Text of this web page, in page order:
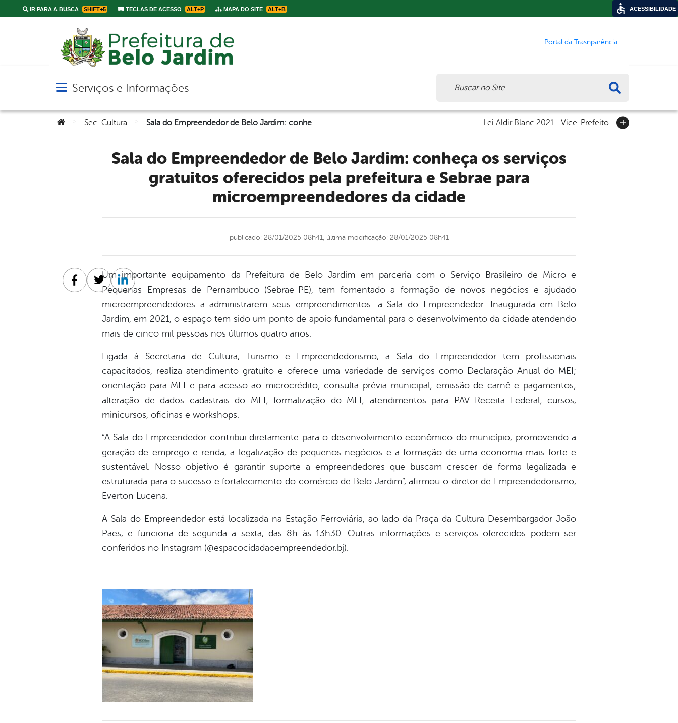
IR PARA A BUSCA SHIFT+5 TECLAS DE ACESSO ALT+P MAPA DO SITE ALT+B
Portal da Trasnparência
Abrir menu principal de navegação
Serviços e Informações
Você está aqui:
Sec. Cultura Lei Aldir Blanc 2021 Vice-Prefeito
Sala do Empreendedor de Belo Jardim: conheça os serviços
gratuitos oferecidos pela prefeitura e Sebrae para
microempreendedores da cidade
publicado: 28/01/2025 08h41, última modificação: 28/01/2025 08h41
Um importante equipamento da Prefeitura de Belo Jardim em parceria com o Serviço Brasileiro de Micro e
Pequenas Empresas de Pernambuco (Sebrae-PE), tem fomentado a formação de novos negócios e ajudado
microempreendedores a administrarem seus empreendimentos: a Sala do Empreendedor. Inaugurada em Belo
Jardim, em 2021, o espaço tem sido um ponto de apoio fundamental para o desenvolvimento da cidade atendendo
mais de cinco mil pessoas nos últimos quatro anos.
Ligada à Secretaria de Cultura, Turismo e Empreendedorismo, a Sala do Empreendedor tem profissionais
capacitados, realiza atendimento gratuito e oferece uma variedade de serviços como Declaração Anual do MEI;
orientação para MEI e para acesso ao microcrédito; consulta prévia municipal; emissão de carnê e pagamentos;
alteração de dados cadastrais do MEI; formalização do MEI; atendimentos para PAV Receita Federal; cursos,
minicursos, oficinas e workshops.
“A Sala do Empreendedor contribui diretamente para o desenvolvimento econômico do município, promovendo a
geração de emprego e renda, a legalização de pequenos negócios e a formação de uma economia mais forte e
sustentável. Nosso objetivo é garantir suporte a empreendedores que buscam crescer de forma legalizada e
estruturada para o sucesso e fortalecimento do comércio de Belo Jardim”, afirmou o diretor de Empreendedorismo,
Everton Lucena.
A Sala do Empreendedor está localizada na Estação Ferroviária, ao lado da Praça da Cultura Desembargador João
Paes, e funciona de segunda a sexta, das 8h às 13h30. Outras informações e serviços oferecidos podem ser
conferidos no Instagram (@espacocidadaoempreendedor.bj).
Facebook
TwitterLinkedin
ACESSIBILIDADE